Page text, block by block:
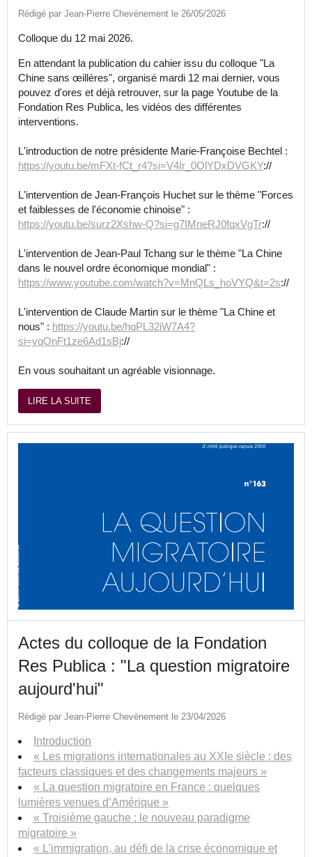
Rédigé par Jean-Pierre Chevènement le 26/05/2026
Colloque du 12 mai 2026.
En attendant la publication du cahier issu du colloque "La
Chine sans œillères", organisé mardi 12 mai dernier, vous
pouvez d'ores et déjà retrouver, sur la page Youtube de la
Fondation Res Publica, les vidéos des différentes
interventions.
L'introduction de notre présidente Marie-Françoise Bechtel :
https://youtu.be/mFXt-fCt_r4?si=V4Ir_0OlYDxDVGKY://
L'intervention de Jean-François Huchet sur le thème "Forces
et faiblesses de l'économie chinoise" :
https://youtu.be/surz2Xshw-Q?si=g7IMneRJ0fqxVgTr://
L'intervention de Jean-Paul Tchang sur le thème "La Chine
dans le nouvel ordre économique mondial" :
https://www.youtube.com/watch?v=MnQLs_hoVYQ&t=2s://
L'intervention de Claude Martin sur le thème "La Chine et
nous" : https://youtu.be/hqPL32iW7A4?
si=yqOnFt1ze6Ad1sBj://
En vous souhaitant un agréable visionnage.
LIRE LA SUITE
Actes du colloque de la Fondation
Res Publica : "La question migratoire
aujourd'hui"
Rédigé par Jean-Pierre Chevènement le 23/04/2026
Introduction
« Les migrations internationales au XXIe siècle : des
facteurs classiques et des changements majeurs »
« La question migratoire en France : quelques
lumières venues d’Amérique »
« Troisième gauche : le nouveau paradigme
migratoire »
« L’immigration, au défi de la crise économique et